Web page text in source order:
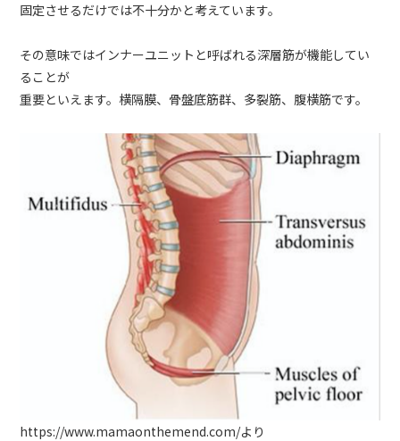
固定させるだけでは不十分かと考えています。
その意味ではインナーユニットと呼ばれる深層筋が機能してい
ることが
重要といえます。横隔膜、骨盤底筋群、多裂筋、腹横筋です。
https://www.mamaonthemend.com/より